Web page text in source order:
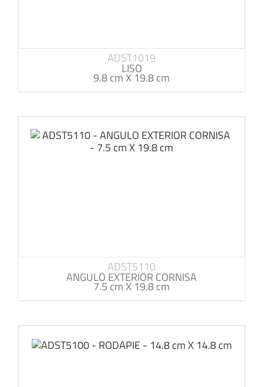
ADST1019
LISO
9.8 cm X 19.8 cm
ADST5110
ANGULO EXTERIOR CORNISA
7.5 cm X 19.8 cm